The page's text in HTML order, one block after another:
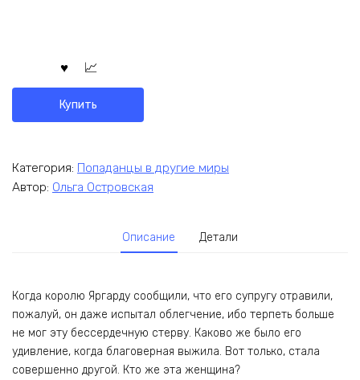
Купить
Категория: Попаданцы в другие миры
Автор: Ольга Островская
Описание Детали
Когда королю Яргарду сообщили, что его супругу отравили,
пожалуй, он даже испытал облегчение, ибо терпеть больше
не мог эту бессердечную стерву. Каково же было его
удивление, когда благоверная выжила. Вот только, стала
совершенно другой. Кто же эта женщина?